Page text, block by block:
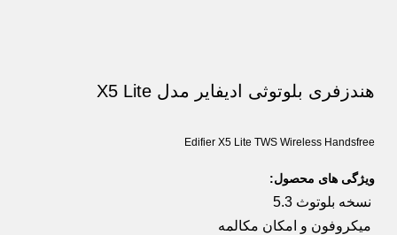
هندزفری بلوتوثی ادیفایر مدل X5 Lite
Edifier X5 Lite TWS Wireless Handsfree
ویژگی های محصول:
نسخه بلوتوث 5.3
میکروفون و امکان مکالمه